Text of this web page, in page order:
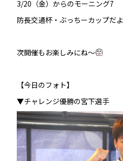
3/20（金）からのモーニング7
防長交通杯・ぶっちーカップだよ
次開催もお楽しみにね～
【今日のフォト】
▼チャレンジ優勝の宮下選手